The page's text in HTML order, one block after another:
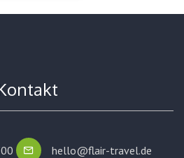
hello@flair-travel.de